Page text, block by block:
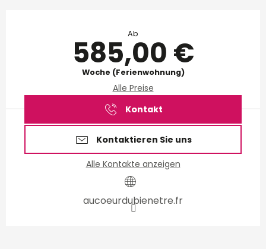
Öffnungszeiten &
Ab
585,00 €
Woche (Ferienwohnung)
Alle Preise
Kontakt
Kontaktieren Sie uns
Alle Kontakte anzeigen
aucoeurdubienetre.fr